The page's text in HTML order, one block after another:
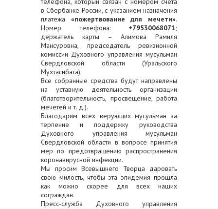
в Сбербанке России, с указанием назначения
платежа «пожертвование для мечети».
Номер телефона: +79530068071;
держатель карты – Алимова Рамиля
Мансуровна, председатель ревизионной
комиссии Духовного управления мусульман
Свердловской области (Уральского
Мухтасибата).
Все собранные средства будут направлены
на уставную деятельность организации
(благотворительность, просвещение, работа
мечетей и т. д.).
Благодарим всех верующих мусульман за
терпение и поддержку руководства
Духовного управления мусульман
Свердловской области в вопросе принятия
мер по предотвращению распространения
коронавирусной инфекции.
Мы просим Всевышнего Творца даровать
свою милость, чтобы эта эпидемия прошла
как можно скорее для всех наших
сограждан.
Пресс-служба Духовного управления